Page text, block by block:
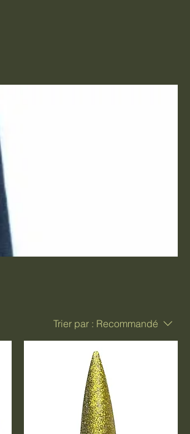
Trier par : Recommandé